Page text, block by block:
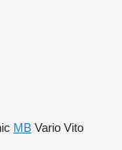
MB Vario Vito